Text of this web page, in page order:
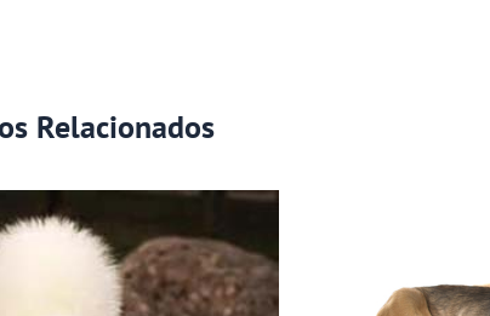
Relacionados